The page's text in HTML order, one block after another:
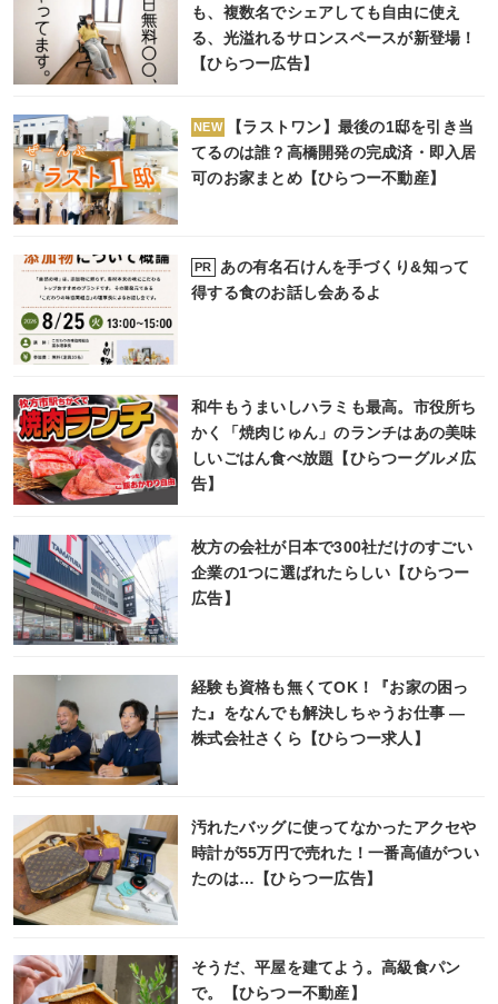
も、複数名でシェアしても自由に使え
る、光溢れるサロンスペースが新登場！
【ひらつー広告】
NEW
【ラストワン】最後の1邸を引き当
てるのは誰？高橋開発の完成済・即入居
可のお家まとめ【ひらつー不動産】
PR
あの有名石けんを手づくり&知って
得する食のお話し会あるよ
和牛もうまいしハラミも最高。市役所ち
かく「焼肉じゅん」のランチはあの美味
しいごはん食べ放題【ひらつーグルメ広
告】
枚方の会社が日本で300社だけのすごい
企業の1つに選ばれたらしい【ひらつー
広告】
経験も資格も無くてOK！『お家の困っ
た』をなんでも解決しちゃうお仕事 ―
株式会社さくら【ひらつー求人】
汚れたバッグに使ってなかったアクセや
時計が55万円で売れた！一番高値がつい
たのは…【ひらつー広告】
そうだ、平屋を建てよう。高級食パン
で。【ひらつー不動産】